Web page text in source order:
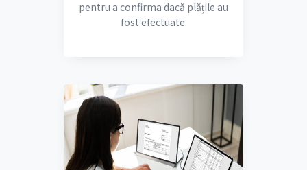
pentru a confirma dacă plățile au
fost efectuate.